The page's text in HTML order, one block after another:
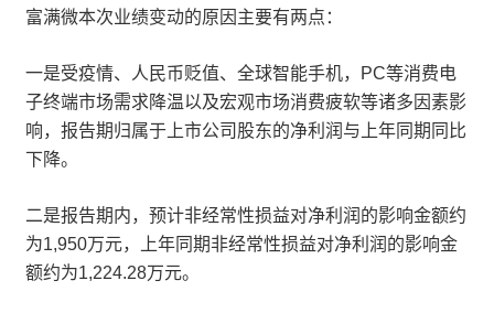
富满微本次业绩变动的原因主要有两点：
一是受疫情、人民币贬值、全球智能手机，PC等消费电
子终端市场需求降温以及宏观市场消费疲软等诸多因素影
响，报告期归属于上市公司股东的净利润与上年同期同比
下降。
二是报告期内，预计非经常性损益对净利润的影响金额约
为1,950万元，上年同期非经常性损益对净利润的影响金
额约为1,224.28万元。